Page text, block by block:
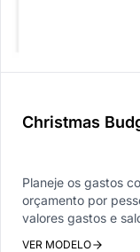
Christmas
Planeje os gastos
orçamento por
valores gastos e
VER MODELO